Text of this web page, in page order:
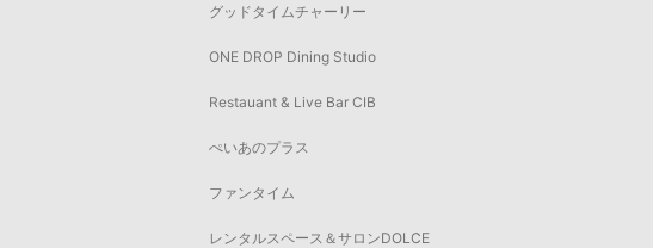
グッドタイムチャーリー
ONE DROP Dining Studio
Restauant & Live Bar CIB
ぺいあのプラス
ファンタイム
レンタルスペース＆サロンDOLCE